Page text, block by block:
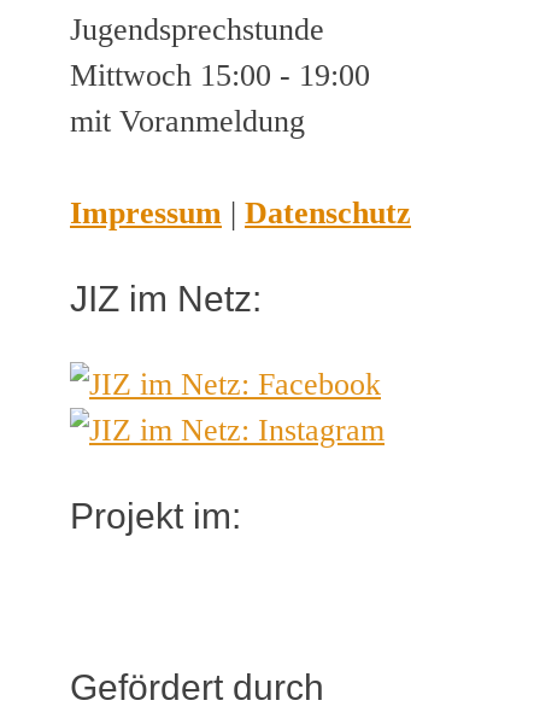
Jugendsprechstunde
Mittwoch 15:00 - 19:00
mit Voranmeldung
Impressum | Datenschutz
JIZ im Netz:
Projekt im:
Gefördert durch